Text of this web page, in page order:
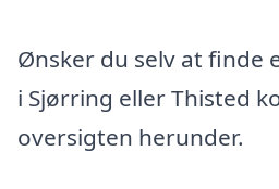
Ønsker du selv at finde
i Sjørring eller Thisted
oversigten herunder.